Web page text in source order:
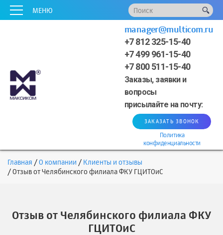
МЕНЮ
+7 812 325-15-40
+7 499 961-15-40
+7 800 511-15-40
Заказы, заявки и
вопросы
присылайте на почту:
manager@multicom.ru
ЗАКАЗАТЬ ЗВОНОК
Политика
конфиденциальности
Главная О компании
Клиенты и отзывы
Отзыв от Челябинского филиала ФКУ ГЦИТОиС
Отзыв от Челябинского филиала ФКУ
ГЦИТОиС
xxxxx